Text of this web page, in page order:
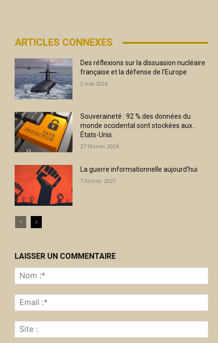
ARTICLES CONNEXES
Des réflexions sur la dissuasion nucléaire
française et la défense de l’Europe
2 mai 2024
Souveraineté : 92 % des données du
monde occidental sont stockées aux…
États-Unis.
27 février 2024
La guerre informationnelle aujourd’hui
7 février 2021
LAISSER UN COMMENTAIRE
:*
:*
: